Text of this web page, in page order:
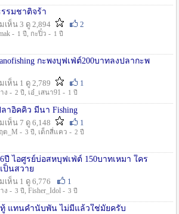
รมชาติจร้า
เห็น 3 ดู 2,894
2
- 1 ปี , กะปิ๋ว - 1 ปี
กะพงบุฟเฟ่ต์200บาทลงปลากะพ
เห็น 1 ดู 2,789
1
ง - 2 ปี , เอ๋_เสนา91 - 1 ปี
าอิคคิว มีนา Fishing
เห็น 7 ดู 6,148
1
ต_M - 3 ปี , เด็กสี่แคว - 2 ปี
ปี ไอศูรย์บ่อสหบุฟเฟ่ต์ 150บาทเหมา ใคร
ป็นสวาย
เห็น 1 ดู 6,776
1
ง - 3 ปี , Fisher_Idol - 3 ปี
ทู้ แทนคำนับพัน ไม่มีแล้วใช่มั๊ยครับ